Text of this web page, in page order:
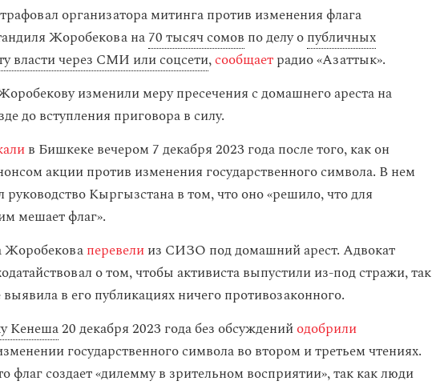
организатора митинга против изменения флага
Жоробекова на70 тысяч сомов по делу опубличных
власти через СМИ или соцсети,сообщаетрадио «Азаттык».
изменили меру пресечения с домашнего ареста на
до вступления приговора в силу.
в Бишкеке вечером 7 декабря 2023 года после того, как он
акции против изменения государственного символа. В нем
Кыргызстана в том, что оно «решило, что для
мешает флаг».
Жоробековаперевелииз СИЗО под домашний арест. Адвокат
о том, чтобы активиста выпустили из-под стражи, так
выявила в его публикациях ничего противозаконного.
Кенеша20 декабря 2023 года без обсужденийодобрили
государственного символа во втором и третьем чтениях.
флаг создает «дилемму в зрительном восприятии», так как люди